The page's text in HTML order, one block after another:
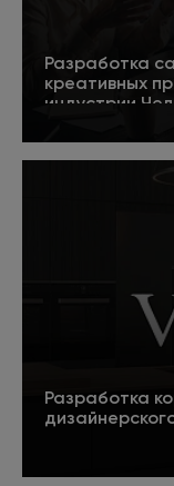
Разработка
креативных
индустрии
Подробнее
Разработка
Подробнее